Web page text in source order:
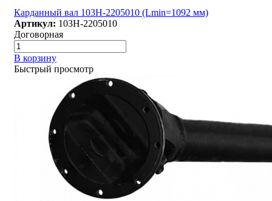
Карданный вал 103Н-2205010 (Lmin=1092 мм)
Артикул: 103Н-2205010
Договорная
В корзину
Быстрый просмотр